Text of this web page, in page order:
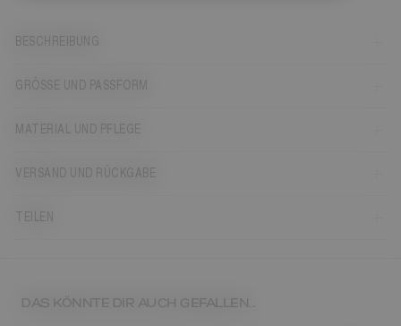
BESCHREIBUNG
GRÖSSE UND PASSFORM
MATERIAL UND PFLEGE
VERSAND UND RÜCKGABE
TEILEN
DAS KÖNNTE DIR AUCH GEFALLEN...